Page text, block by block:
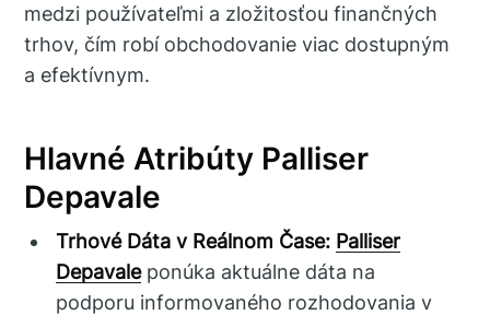
medzi používateľmi a zložitosťou finančných
trhov, čím robí obchodovanie viac dostupným
a efektívnym.
Hlavné Atribúty Palliser
Depavale
Trhové Dáta v Reálnom Čase: Palliser
Depavaleponúka aktuálne dáta na
podporu informovaného rozhodovania v